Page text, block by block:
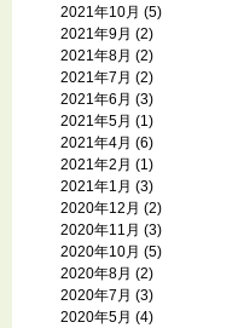
2021年10月 (5)
2021年9月 (2)
2021年8月 (2)
2021年7月 (2)
2021年6月 (3)
2021年5月 (1)
2021年4月 (6)
2021年2月 (1)
2021年1月 (3)
2020年12月 (2)
2020年11月 (3)
2020年10月 (5)
2020年8月 (2)
2020年7月 (3)
2020年5月 (4)